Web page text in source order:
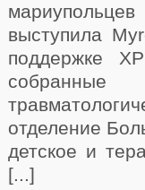
выступила
поддержке
отделение
детское и
[...]